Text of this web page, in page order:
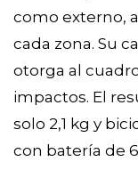
como externo,
cada zona. Su
otorga al
impactos. El
solo 2,1 kg y
con batería de